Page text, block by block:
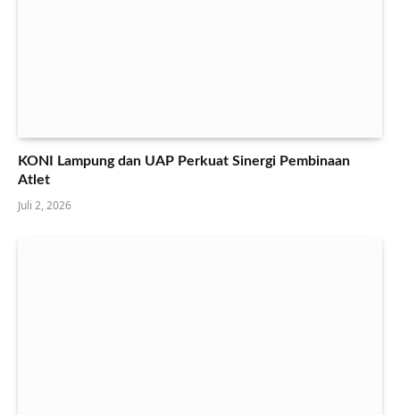
KONI Lampung dan UAP Perkuat Sinergi Pembinaan
Atlet
Juli 2, 2026